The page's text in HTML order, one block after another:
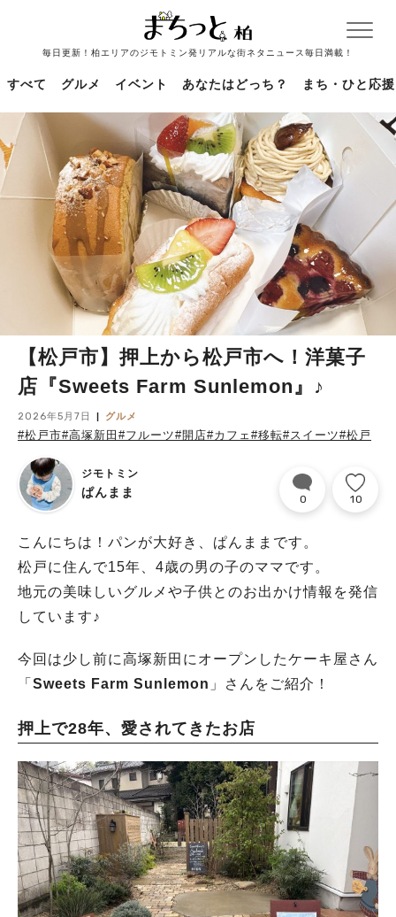
毎日更新！柏エリアのジモトミン発リアルな街ネタニュース毎日満載！
すべて グルメ イベント あなたはどっち？ まち・ひと応援
【松戸市】押上から松戸市へ！洋菓子
店『Sweets Farm Sunlemon』♪
2026年5月7日 グルメ
#松戸市#高塚新田 #フルーツ#開店#カフェ #移転#スイーツ#松戸
ジモトミン
ぱんまま 0 10
こんにちは！パンが大好き、ぱんままです。
松戸に住んで15年、4歳の男の子のママです。
地元の美味しいグルメや子供とのお出かけ情報を発信
しています♪
今回は少し前に高塚新田にオープンしたケーキ屋さん
「 Sweets Farm Sunlemon 」さんをご紹介！
押上で28年、愛されてきたお店